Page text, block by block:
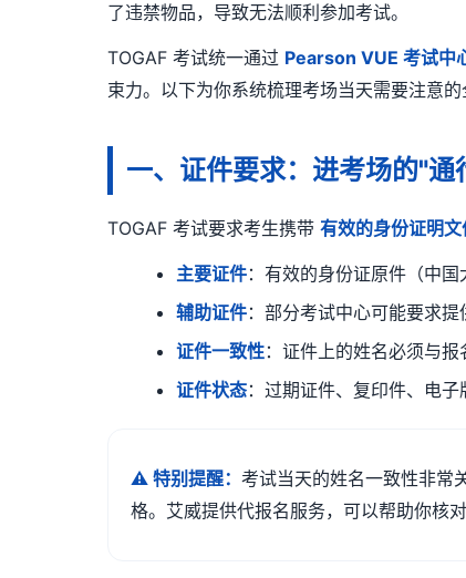
了违禁物品，导致无法顺利参加考试。
TOGAF 考试统一通过 Pearson VUE 考试中
束力。以下为你系统梳理考场当天需要注意的
一、证件要求：进考场的"通
TOGAF 考试要求考生携带有效的身份证明文
主要证件：有效的身份证原件（中
辅助证件：部分考试中心可能要求
证件一致性：证件上的姓名必须与
证件状态：过期证件、复印件、电子
⚠️ 特别提醒：考试当天的姓名一致性非常
格。艾威提供代报名服务，可以帮助你核